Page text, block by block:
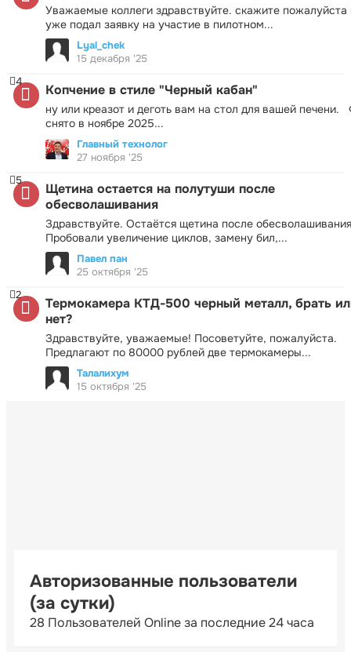
Уважаемые коллеги здравствуйте. скажите пожалуйста
уже подал заявку на участие в пилотном...
Lyal_chek
15 декабря '25
Копчение в стиле "Черный кабан"
ну или креазот и деготь вам на стол для вашей печени.
снято в ноябре 2025...
4
Главный технолог
27 ноября '25
Щетина остается на полутуши после
обесволашивания
Здравствуйте. Остаётся щетина после
Пробовали увеличение циклов, замену бил,...
5
Павел пан
25 октября '25
Термокамера КТД-500 черный металл, брать
нет?
Здравствуйте, уважаемые! Посоветуйте, пожалуйста.
Предлагают по 80000 рублей две термокамеры...
2
Талалихум
15 октября '25
Авторизованные пользователи
(за сутки)
28 Пользователей Online за последние 24 часа